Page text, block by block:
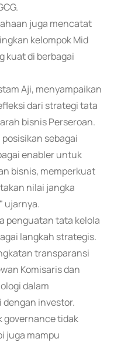
juga mencatat
kelompok Mid
kuat di berbagai
Aji, menyampaikan
dari strategi tata
bisnis Perseroan.
sebagai
enabler untuk
bisnis, memperkuat
nilai jangka
ujarnya.
penguatan tata kelola
langkah strategis.
transparansi
Komisaris dan
dalam
dengan investor.
governance tidak
juga mampu